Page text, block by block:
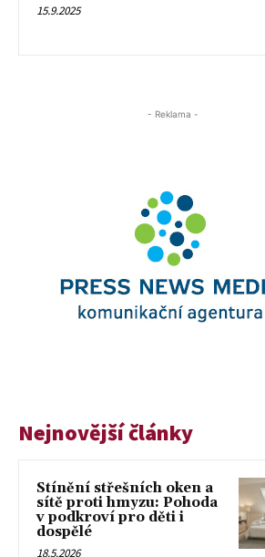
15.9.2025
- Reklama -
Nejnovější články
Stínění střešních oken a
sítě proti hmyzu: Pohoda
v podkroví pro děti i
dospělé
18.5.2026